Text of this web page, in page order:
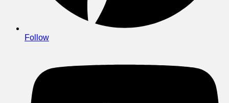
Follow